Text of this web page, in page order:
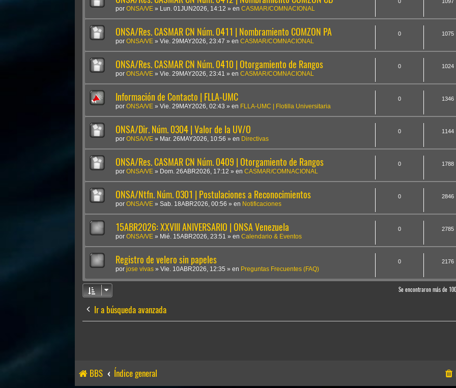
por ONSA/VE » Lun. 01JUN2026, 14:12 » en CASMAR/COMNACIONAL
ONSA/Res. CASMAR CN Núm. 0411 | Nombramiento COMZON PA
por ONSA/VE » Vie. 29MAY2026, 23:47 » en CASMAR/COMNACIONAL
0 1075
ONSA/Res. CASMAR CN Núm. 0410 | Otorgamiento de Rangos
por ONSA/VE » Vie. 29MAY2026, 23:41 » en CASMAR/COMNACIONAL
0 1024
Información de Contacto | FLLA-UMC
por ONSA/VE » Vie. 29MAY2026, 02:43 » en FLLA-UMC | Flotilla Universitaria
0 1346
ONSA/Dir. Núm. 0304 | Valor de la UV/O
por ONSA/VE » Mar. 26MAY2026, 10:56 » en Directivas
0 1144
ONSA/Res. CASMAR CN Núm. 0409 | Otorgamiento de Rangos
por ONSA/VE » Dom. 26ABR2026, 17:12 » en CASMAR/COMNACIONAL
0 1788
ONSA/Ntfn. Núm. 0301 | Postulaciones a Reconocimientos
por ONSA/VE » Sab. 18ABR2026, 00:56 » en Notificaciones
0 2846
15ABR2026: XXVIII ANIVERSARIO | ONSA Venezuela
por ONSA/VE » Mié. 15ABR2026, 23:51 » en Calendario & Eventos
0 2785
Registro de velero sin papeles
por jose vivas » Vie. 10ABR2026, 12:35 » en Preguntas Frecuentes (FAQ)
0 2176
Se encontraron más de
Ir a búsqueda avanzada
BBS Índice general